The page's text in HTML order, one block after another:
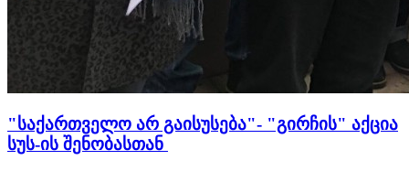
"საქართველო არ გაისუსება"- "გირჩის" აქცია
სუს-ის შენობასთან